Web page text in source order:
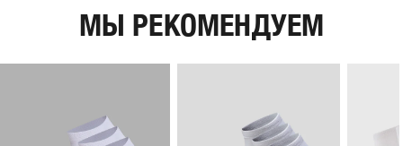
МЫ РЕКОМЕНДУЕМ